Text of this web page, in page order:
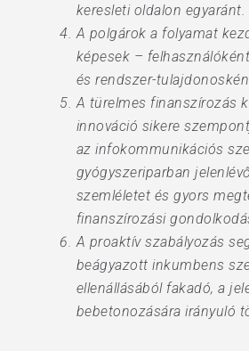
keresleti oldalon egyaránt.
A polgárok a folyamat
képesek –
és rendszer-
A türelmes finanszírozás
innováció sikere
az infokommunikációs
gyógyszeriparban
szemléletet és gyors
finanszírozási
A proaktív szabályozás
beágyazott inkumbens
ellenállásából fakadó, a
bebetonozására irányuló